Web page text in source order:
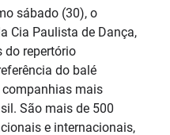
sábado (30), o
Cia Paulista de Dança,
do repertório
do balé
mais
São mais de 500
e internacionais,